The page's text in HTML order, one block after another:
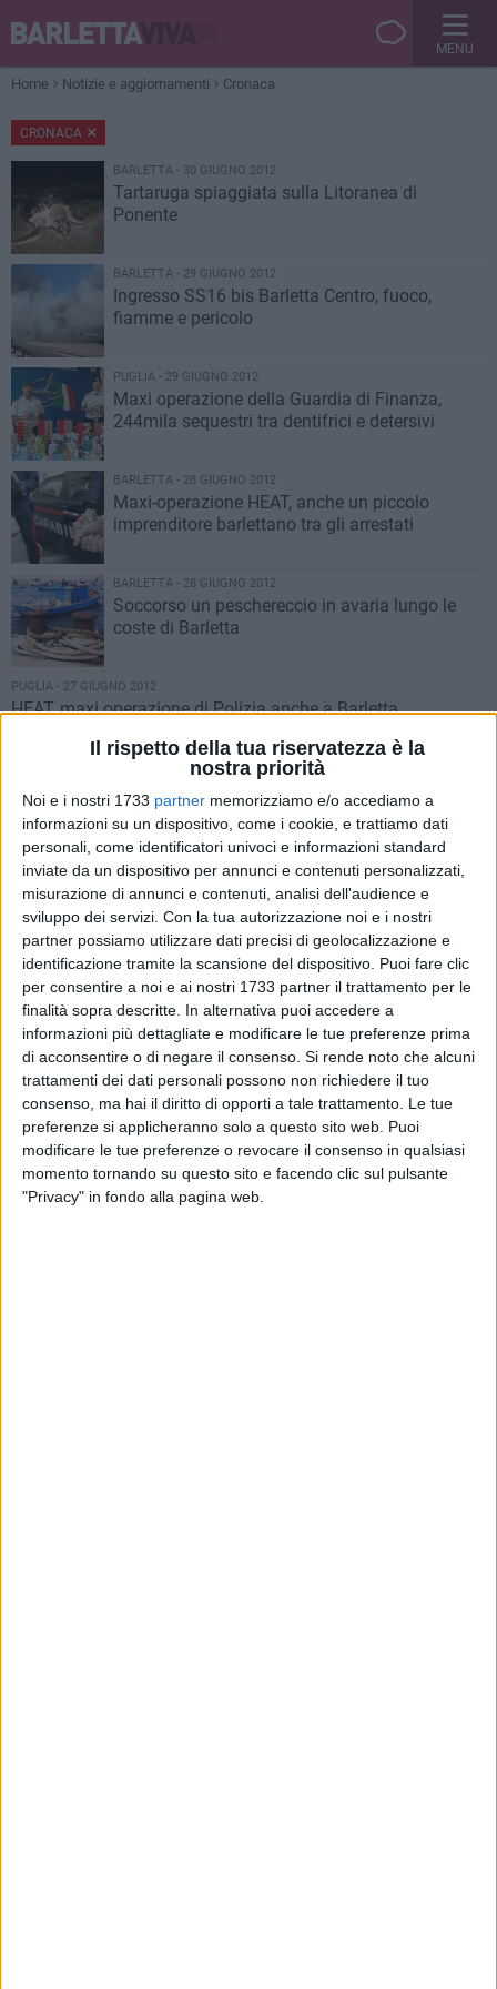
Il rispetto della tua riservatezza è la
nostra priorità
Noi e i nostri 1733 partner memorizziamo e/o accediamo a
informazioni su un dispositivo, come i cookie, e trattiamo dati
personali, come identificatori univoci e informazioni standard
inviate da un dispositivo per annunci e contenuti personalizzati,
misurazione di annunci e contenuti, analisi dell'audience e
sviluppo dei servizi. Con la tua autorizzazione noi e i nostri
partner possiamo utilizzare dati precisi di geolocalizzazione e
identificazione tramite la scansione del dispositivo. Puoi fare clic
per consentire a noi e ai nostri 1733 partner il trattamento per le
finalità sopra descritte. In alternativa puoi accedere a
informazioni più dettagliate e modificare le tue preferenze prima
di acconsentire o di negare il consenso. Si rende noto che alcuni
trattamenti dei dati personali possono non richiedere il tuo
consenso, ma hai il diritto di opporti a tale trattamento. Le tue
preferenze si applicheranno solo a questo sito web. Puoi
modificare le tue preferenze o revocare il consenso in qualsiasi
momento tornando su questo sito e facendo clic sul pulsante
"Privacy" in fondo alla pagina web.
MENU
Home Notizie e aggiornamenti Cronaca
CRONACA
BARLETTA - 30 GIUGNO 2012
Tartaruga spiaggiata sulla Litoranea di
Ponente
BARLETTA - 29 GIUGNO 2012
Ingresso SS16 bis Barletta Centro, fuoco,
fiamme e pericolo
PUGLIA - 29 GIUGNO 2012
Maxi operazione della Guardia di Finanza,
244mila sequestri tra dentifrici e detersivi
BARLETTA - 28 GIUGNO 2012
Maxi-operazione HEAT, anche un piccolo
imprenditore barlettano tra gli arrestati
BARLETTA - 28 GIUGNO 2012
Soccorso un peschereccio in avaria lungo le
coste di Barletta
PUGLIA - 27 GIUGNO 2012
HEAT, maxi operazione di Polizia anche a Barletta
BARLETTA - 26 GIUGNO 2012
La linea sottile... tra festeggiare ed esagerare
BARLETTA - 25 GIUGNO 2012
Polizia Municipale, operazioni di contrasto
all'illegalità nel weekend
BARLETTA - 25 GIUGNO 2012
Malore sulla Litoranea di Ponente: muore
anziano di 80 anni
BARLETTA - 24 GIUGNO 2012
Volete farvi derubare? Andate all’ospedale
BARLETTA - 24 GIUGNO 2012
Dopo tre giorni... il pesce puzza